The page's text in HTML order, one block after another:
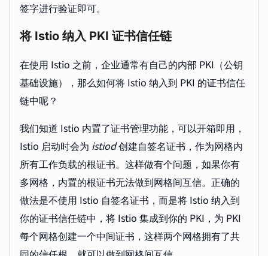
签字进行验证即可。
将 Istio 纳入 PKI 证书信任链
在使用 Istio 之前，企业通常有自己的内部 PKI（公钥
基础设施），那么如何将 Istio 纳入到 PKI 的证书信任
链中呢？
我们知道 Istio 内置了证书管理功能，可以开箱即用，
Istio 启动时会为 istiod创建自签名证书，作为网格内
所有工作负载的根证书。这样做有个问题，如果你有
多网格，内置的根证书无法做到网格间互信。正确的
做法是不使用 Istio 自签名证书，而是将 Istio 纳入到
你的证书信任链中，将 Istio 集成到你的 PKI，为 PKI
每个网格创建一个中间证书，这样两个网格拥有了共